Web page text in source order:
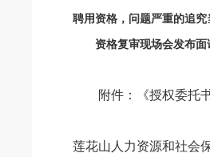
聘用资格，问题严重的追
资格复审现场会发布面试
附件：《授权委托书
莲花山人力资源和社会